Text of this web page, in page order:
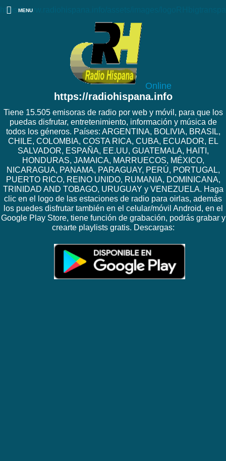
https://www.radiohispana.info/assets/images/
Online
https://radiohispana.info
Tiene 15.505 emisoras de radio por web y móvil, para que los
puedas disfrutar, entretenimiento, información y música de
todos los géneros. Países: ARGENTINA, BOLIVIA, BRASIL,
CHILE, COLOMBIA, COSTA RICA, CUBA, ECUADOR, EL
SALVADOR, ESPAÑA, EE.UU, GUATEMALA, HAITI,
HONDURAS, JAMAICA, MARRUECOS, MÉXICO,
NICARAGUA, PANAMA, PARAGUAY, PERÚ, PORTUGAL,
PUERTO RICO, REINO UNIDO, RUMANIA, DOMINICANA,
TRINIDAD AND TOBAGO, URUGUAY y VENEZUELA. Haga
clic en el logo de las estaciones de radio para oirlas, además
los puedes disfrutar también en el celular/móvil Android, en el
Google Play Store, tiene función de grabación, podrás grabar y
crearte playlists gratis. Descargas:
MENU